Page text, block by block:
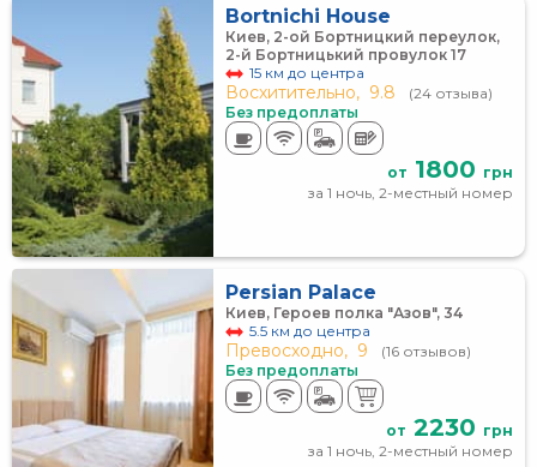
Bortnichi House
Киев, 2-ой Бортницкий переулок,
2-й Бортницький провулок 17
15 км до центра
Восхитительно, 9.8
(24 отзыва)
Без предоплаты
от 1800 грн
за 1 ночь, 2-местный номер
Persian Palace
Киев, Героев полка "Азов", 34
5.5 км до центра
Превосходно, 9
(16 отзывов)
Без предоплаты
от 2230 грн
за 1 ночь, 2-местный номер